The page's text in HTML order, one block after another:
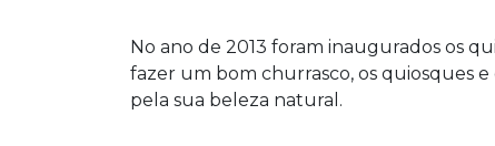
No ano de 2013 foram inaugurados os
fazer um bom churrasco, os quiosques
pela sua beleza natural.